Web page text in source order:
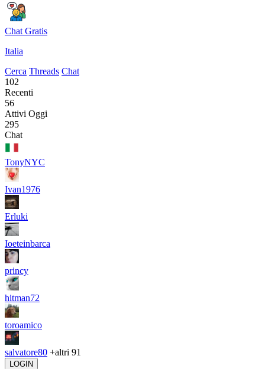
Chat Gratis
Italia
Cerca Threads Chat
102
Recenti
56
Attivi Oggi
295
Chat
TonyNYC
Ivan1976
Erluki
Ioeteinbarca
princy
hitman72
toroamico
salvatore80 +altri 91
LOGIN